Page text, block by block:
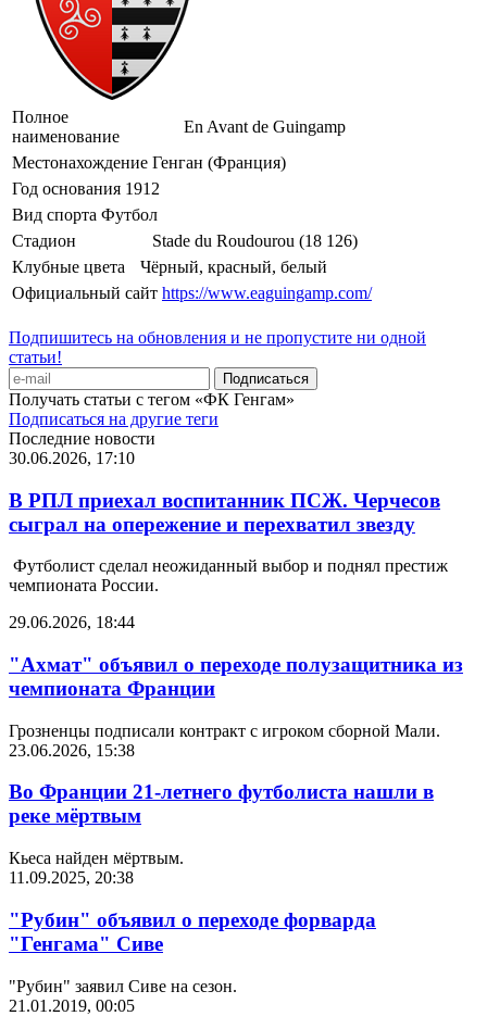
Полное
наименование
En Avant de Guingamp
Местонахождение Генган (Франция)
Год основания 1912
Вид спорта Футбол
Стадион
Stade du Roudourou (18 126)
Клубные цвета
Чёрный, красный, белый
Официальный сайт https://www.eaguingamp.com/
Подпишитесь на обновления и не пропустите ни одной
статьи!
Получать статьи с тегом «ФК Генгам»
Подписаться на другие теги
Последние новости
30.06.2026, 17:10
В РПЛ приехал воспитанник ПСЖ. Черчесов
сыграл на опережение и перехватил звезду
Футболист сделал неожиданный выбор и поднял престиж
чемпионата России.
29.06.2026, 18:44
"Ахмат" объявил о переходе полузащитника из
чемпионата Франции
Грозненцы подписали контракт с игроком сборной Мали.
23.06.2026, 15:38
Во Франции 21-летнего футболиста нашли в
реке мёртвым
Кьеса найден мёртвым.
11.09.2025, 20:38
"Рубин" объявил о переходе форварда
"Генгама" Сиве
"Рубин" заявил Сиве на сезон.
21.01.2019, 00:05